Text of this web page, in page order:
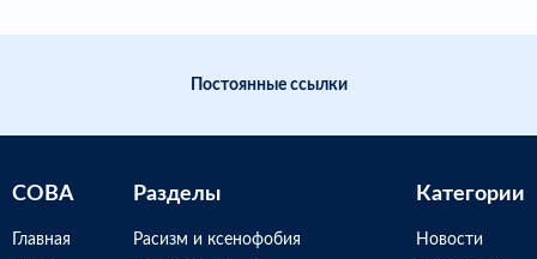
Постоянные ссылки
СОВА
Главная
Разделы
Расизм и ксенофобия
Категории
Новости